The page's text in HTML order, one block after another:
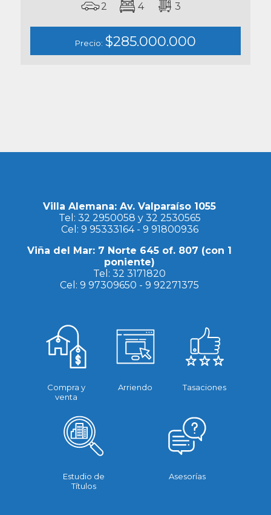
2 4 3
Precio: $285.000.000
Villa Alemana: Av. Valparaíso 1055
Tel: 32 2950058 y 32 2530565
Cel: 9 95333164- 9 91800936
Viña del Mar: 7 Norte 645 of. 807 (con 1
poniente)
Tel:32 3171820
Cel:9 97309650 -9 92271375
Compra y
venta
Arriendo Tasaciones
Estudio de
Títulos
Asesorías